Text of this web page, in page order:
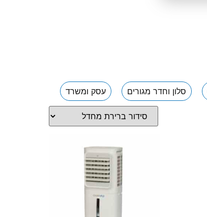
סלון וחדר מגורים עסק ומשרד